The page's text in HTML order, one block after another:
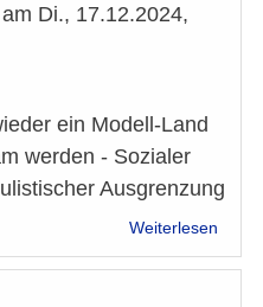
am Di., 17.12.2024,
ein Modell-Land
werden - Sozialer
Ausgrenzung
Weiterlesen
Brief: